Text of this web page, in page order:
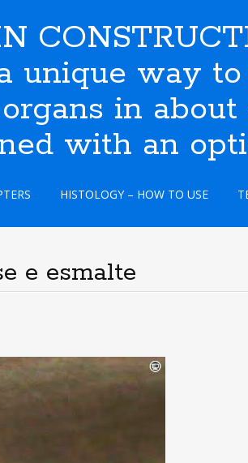
unique way
in
with an
HISTOLOGY – HOW TO USE
e esmalte